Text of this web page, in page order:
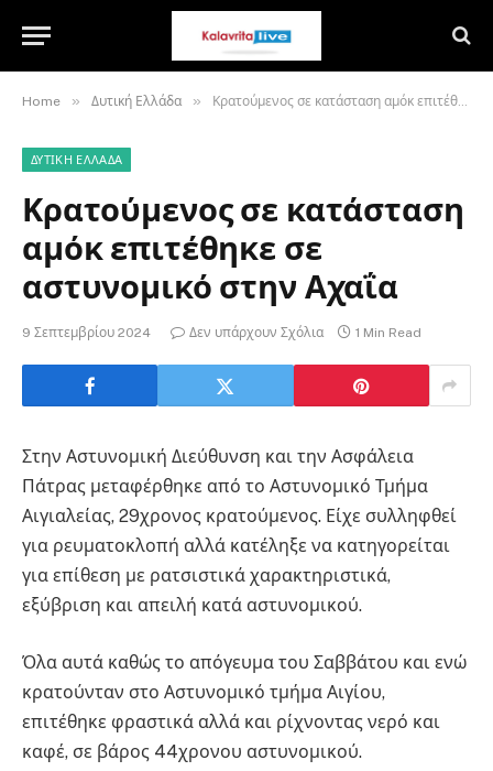
Home » Δυτική Ελλάδα » Κρατούμενος σε κατάσταση αμόκ επιτέθηκε σε αστυνομικό στην Αχαΐα
ΔΥΤΙΚΉ ΕΛΛΆΔΑ
Κρατούμενος σε κατάσταση
αμόκ επιτέθηκε σε
αστυνομικό στην Αχαΐα
9 Σεπτεμβρίου 2024 Δεν υπάρχουν Σχόλια 1 Min Read
Στην Αστυνομική Διεύθυνση και την Ασφάλεια
Πάτρας μεταφέρθηκε από το Αστυνομικό Τμήμα
Αιγιαλείας, 29χρονος κρατούμενος. Είχε συλληφθεί
για ρευματοκλοπή αλλά κατέληξε να κατηγορείται
για επίθεση με ρατσιστικά χαρακτηριστικά,
εξύβριση και απειλή κατά αστυνομικού.
Όλα αυτά καθώς το απόγευμα του Σαββάτου και ενώ
κρατούνταν στο Αστυνομικό τμήμα Αιγίου,
επιτέθηκε φραστικά αλλά και ρίχνοντας νερό και
καφέ, σε βάρος 44χρονου αστυνομικού.